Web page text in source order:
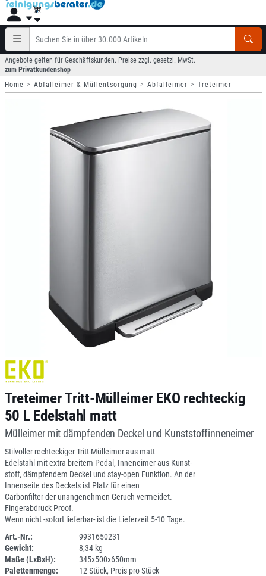
Angebote gelten für Geschäftskunden. Preise zzgl. gesetzl. MwSt.
zum Privatkundenshop
Home
Abfalleimer & Müllentsorgung Abfalleimer Treteimer
Treteimer Tritt-Mülleimer EKO rechteckig
50 L Edelstahl matt
Mülleimer mit dämpfenden Deckel und Kunststoffinneneimer
Stilvoller rechteckiger Tritt-Mülleimer aus matt
Edelstahl mit extra breitem Pedal, Inneneimer aus Kunst-
stoff, dämpfendem Deckel und stay-open Funktion. An der
Innenseite des Deckels ist Platz für einen
Carbonfilter der unangenehmen Geruch vermeidet.
Fingerabdruck Proof.
Wenn nicht -sofort lieferbar- ist die Lieferzeit 5-10 Tage.
Art.-Nr.:
9931650231
Gewicht:
8,34 kg
Maße (LxBxH):
345x500x650mm
Palettenmenge:
12 Stück, Preis pro Stück